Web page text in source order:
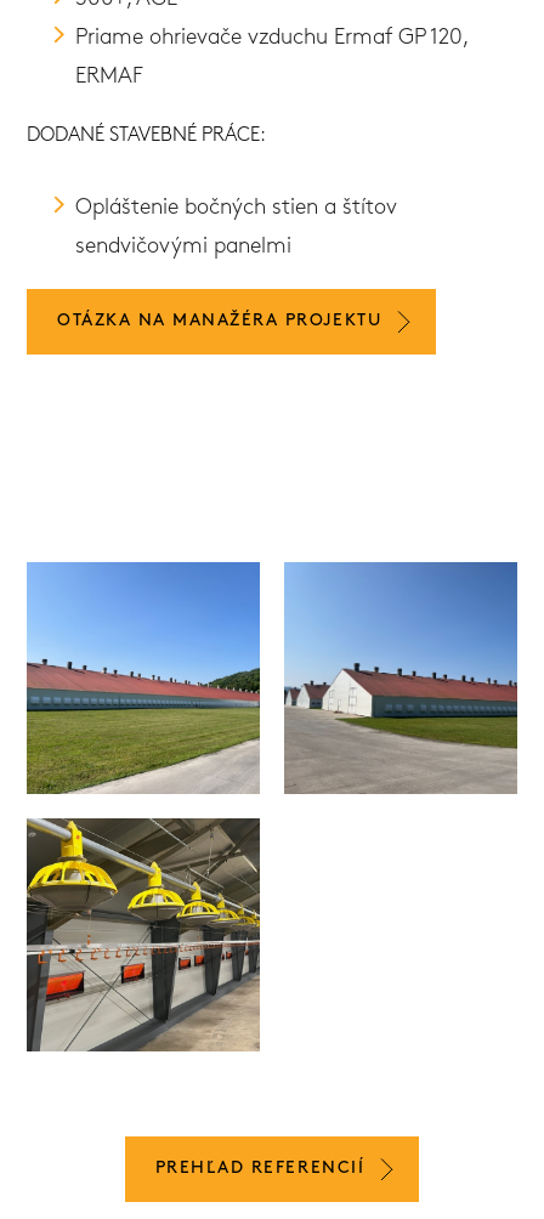
Priame ohrievače vzduchu Ermaf GP 120,
ERMAF
DODANÉ STAVEBNÉ PRÁCE:
Opláštenie bočných stien a štítov
sendvičovými panelmi
OTÁZKA NA MANAŽÉRA PROJEKTU
PREHĽAD REFERENCIÍ